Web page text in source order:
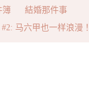
簿
結婚那件事
马六甲也一样浪漫！